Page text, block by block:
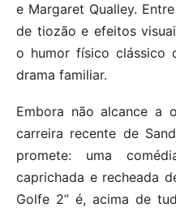
e Margaret Qualley.
de tiozão e efeitos
o humor físico clássico
drama familiar.
Embora não alcance a
carreira recente de
promete: uma
caprichada e recheada
Golfe 2” é, acima de